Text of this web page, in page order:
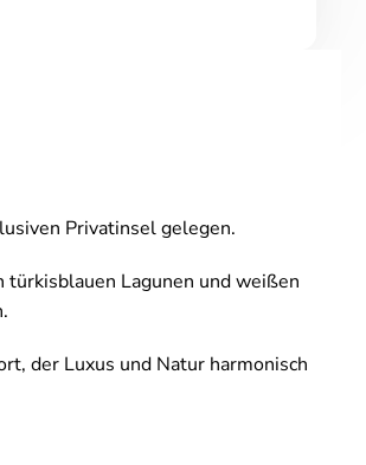
Privatinsel gelegen.
türkisblauen Lagunen und weißen
der Luxus und Natur harmonisch